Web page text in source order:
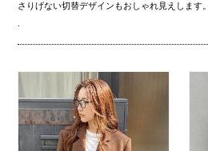
さりげない切替デザインもおしゃれ見えします。